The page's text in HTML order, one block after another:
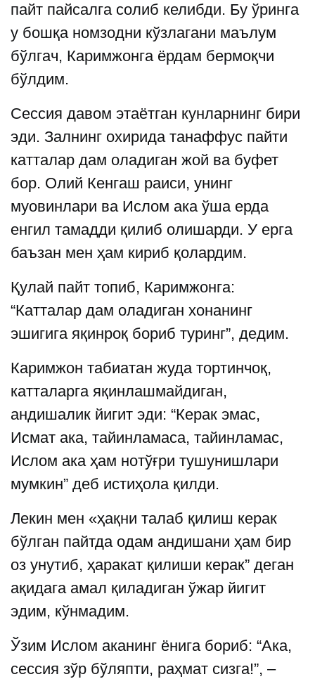
пайт пайсалга солиб келибди. Бу ўринга
у бошқа номзодни кўзлагани маълум
бўлгач, Каримжонга ёрдам бермоқчи
бўлдим.
Сессия давом этаётган кунларнинг бири
эди. Залнинг охирида танаффус пайти
катталар дам оладиган жой ва буфет
бор. Олий Кенгаш раиси, унинг
муовинлари ва Ислом ака ўша ерда
енгил тамадди қилиб олишарди. У ерга
баъзан мен ҳам кириб қолардим.
Қулай пайт топиб, Каримжонга:
“Катталар дам оладиган хонанинг
эшигига яқинроқ бориб туринг”, дедим.
Каримжон табиатан жуда тортинчоқ,
катталарга яқинлашмайдиган,
андишалик йигит эди: “Керак эмас,
Исмат ака, тайинламаса, тайинламас,
Ислом ака ҳам нотўғри тушунишлари
мумкин” деб истиҳола қилди.
Лекин мен «ҳақни талаб қилиш керак
бўлган пайтда одам андишани ҳам бир
оз унутиб, ҳаракат қилиши керак” деган
ақидага амал қиладиган ўжар йигит
эдим, кўнмадим.
Ўзим Ислом аканинг ёнига бориб: “Ака,
сессия зўр бўляпти, раҳмат сизга!”, –